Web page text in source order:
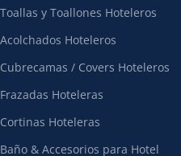
Toallas y Toallones Hoteleros
Acolchados Hoteleros
Cubrecamas / Covers Hoteleros
Frazadas Hoteleras
Cortinas Hoteleras
Baño & Accesorios para Hotel